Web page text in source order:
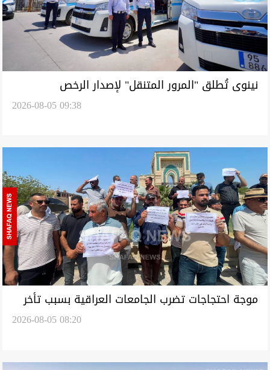
نينوى تُطلق "المرور المتنقل" لإصدار الرخص
2026-08-05 09:38
موجة احتجاجات تضرب الجامعات العراقية بسبب تأخر
2026-08-05 08:20